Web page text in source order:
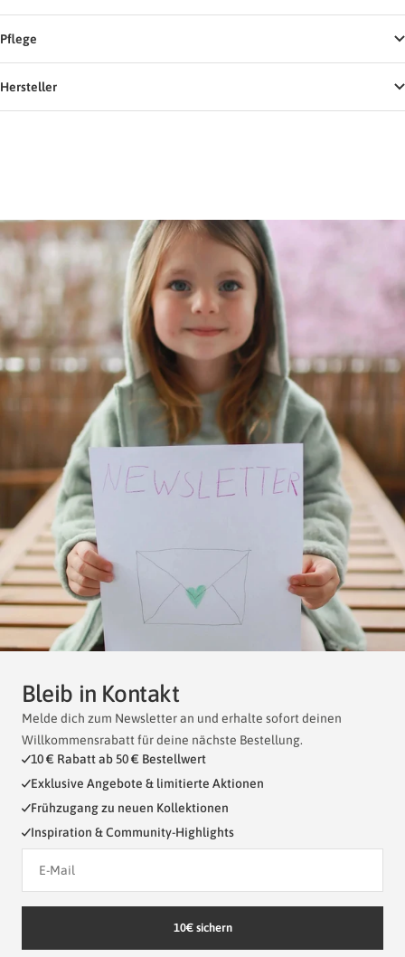
Pflege
Hersteller
Bleib in Kontakt
Melde dich zum Newsletter an und erhalte sofort deinen
Willkommensrabatt für deine nächste Bestellung.
10 € Rabatt ab 50 € Bestellwert
Exklusive Angebote & limitierte Aktionen
Frühzugang zu neuen Kollektionen
Inspiration & Community-Highlights
10€ sichern